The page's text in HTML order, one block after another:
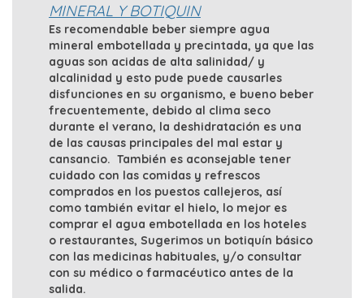
MINERAL Y BOTIQUIN
Es recomendable beber siempre agua
mineral embotellada y precintada, ya que las
aguas son acidas de alta salinidad/ y
alcalinidad y esto pude puede causarles
disfunciones en su organismo, e bueno beber
frecuentemente, debido al clima seco
durante el verano, la deshidratación es una
de las causas principales del mal estar y
cansancio. También es aconsejable tener
cuidado con las comidas y refrescos
comprados en los puestos callejeros, así
como también evitar el hielo, lo mejor es
comprar el agua embotellada en los hoteles
o restaurantes, Sugerimos un botiquín básico
con las medicinas habituales, y/o consultar
con su médico o farmacéutico antes de la
salida.